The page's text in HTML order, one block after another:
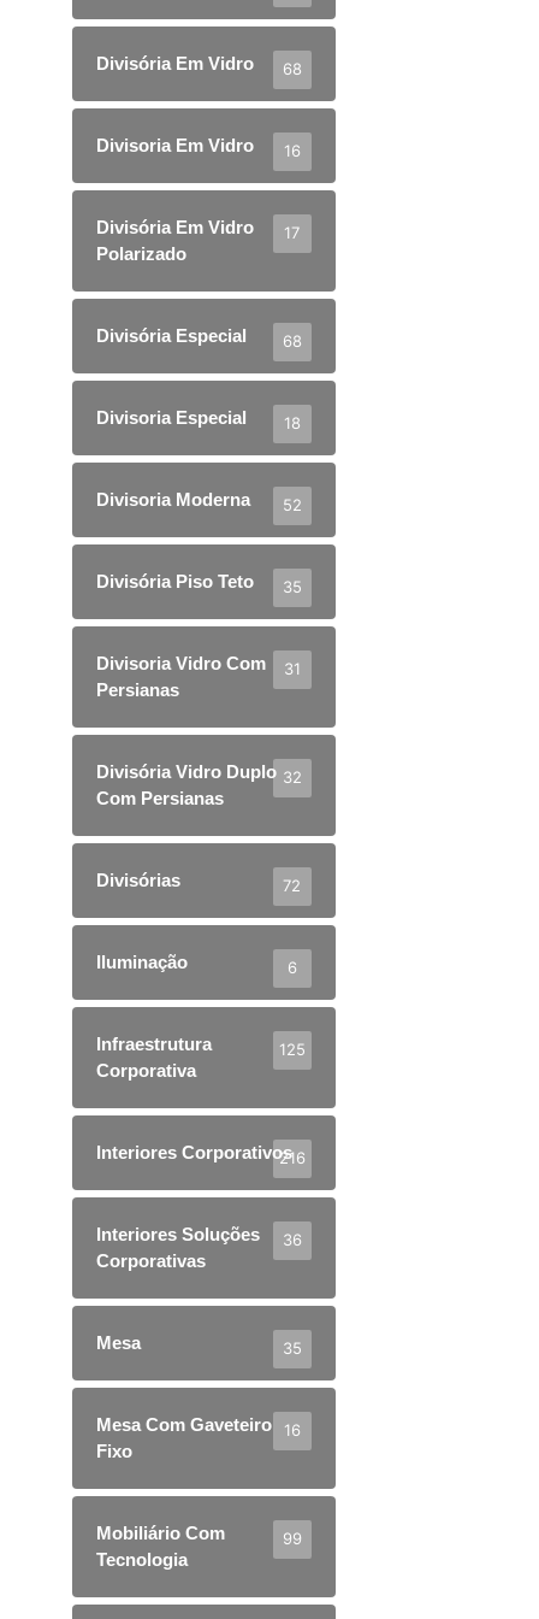
Divisória Em Vidro 68
Divisoria Em Vidro 16
Divisória Em Vidro
Polarizado
17
Divisória Especial 68
Divisoria Especial 18
Divisoria Moderna 52
Divisória Piso Teto 35
Divisoria Vidro Com
Persianas
31
Divisória Vidro Duplo
Com Persianas
32
Divisórias 72
Iluminação 6
Infraestrutura
Corporativa
125
Interiores Corporativos216
Interiores Soluções
Corporativas
36
Mesa 35
Mesa Com Gaveteiro
Fixo
16
Mobiliário Com
Tecnologia
99